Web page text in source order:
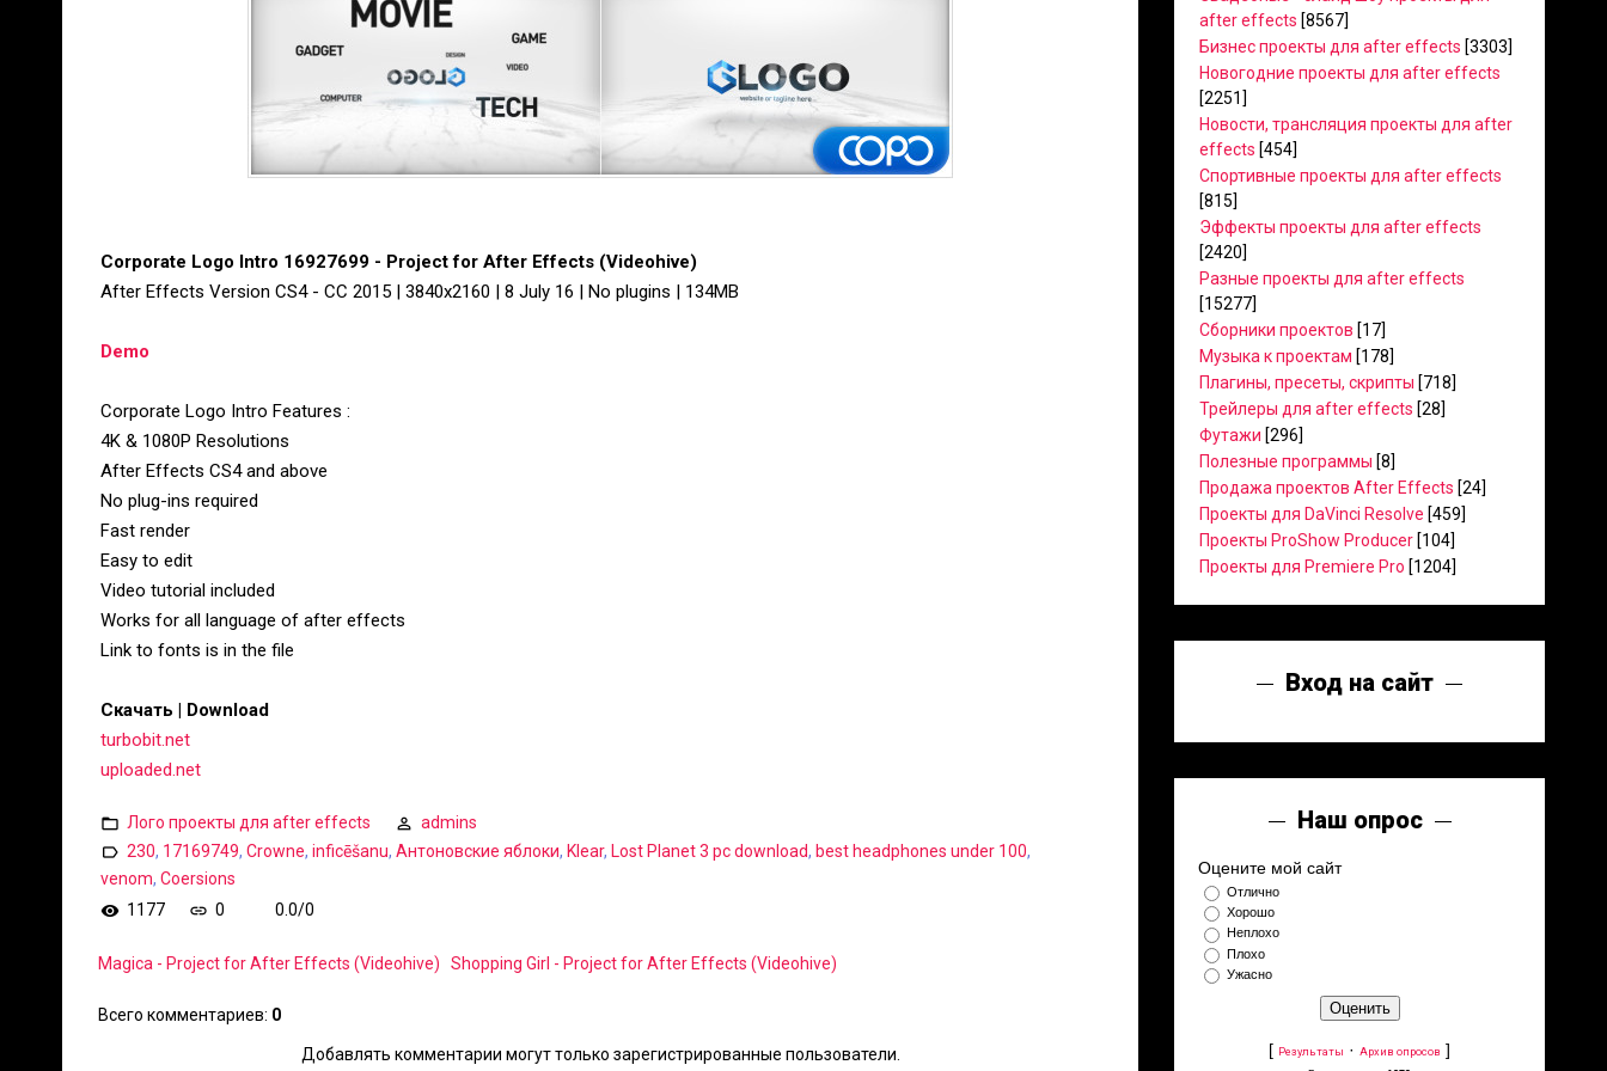
Corporate Logo Intro 16927699 - Project for After Effects (Videohive)
After Effects Version CS4 - CC 2015 | 3840x2160 | 8 July 16 | No plugins | 134MB
Demo
Corporate Logo Intro Features :
4K & 1080P Resolutions
After Effects CS4 and above
No plug-ins required
Fast render
Easy to edit
Video tutorial included
Works for all language of after effects
Link to fonts is in the file
Скачать | Download
turbobit.net
uploaded.net
Лого проекты для after effects
admins
230, 17169749, Crowne, inficēšanu, Антоновские яблоки, Klear, Lost Planet 3 pc download, best headphones under 100,
venom, Coersions
1177
0 0.0/0
Magica - Project for After Effects (Videohive) Shopping Girl - Project for After Effects (Videohive)
Всего комментариев: 0
Добавлять комментарии могут только зарегистрированные пользователи.
after effects [8567]
Бизнес проекты для after effects [3303]
Новогодние проекты для after effects
[2251]
Новости, трансляция проекты для after
effects [454]
Спортивные проекты для after effects
[815]
Эффекты проекты для after effects
[2420]
Разные проекты для after effects
[15277]
Сборники проектов [17]
Музыка к проектам [178]
Плагины, пресеты, скрипты [718]
Трейлеры для after effects [28]
Футажи [296]
Полезные программы [8]
Продажа проектов After Effects [24]
Проекты для DaVinci Resolve [459]
Проекты ProShow Producer [104]
Проекты для Premiere Pro [1204]
Вход на сайт
Наш опрос
Оцените мой сайт
Отлично
Хорошо
Неплохо
Плохо
Ужасно
[ Результаты · Архив опросов ]